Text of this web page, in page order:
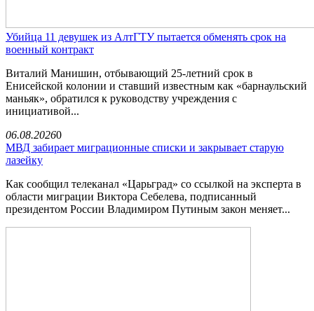
Убийца 11 девушек из АлтГТУ пытается обменять срок на
военный контракт
Виталий Манишин, отбывающий 25-летний срок в
Енисейской колонии и ставший известным как «барнаульский
маньяк», обратился к руководству учреждения с
инициативой...
06.08.20260
МВД забирает миграционные списки и закрывает старую
лазейку
Как сообщил телеканал «Царьград» со ссылкой на эксперта в
области миграции Виктора Себелева, подписанный
президентом России Владимиром Путиным закон меняет...